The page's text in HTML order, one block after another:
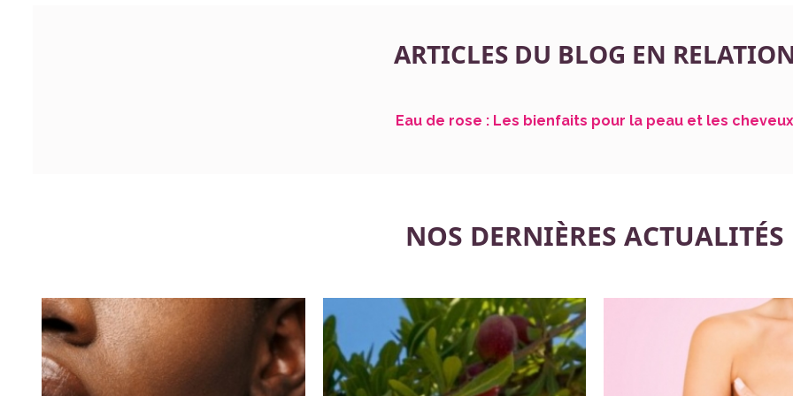
ARTICLES DU BLOG EN
Eau de rose : Les bienfaits pour la peau et les cheveux
NOS DERNIÈRES ACTUALITÉS